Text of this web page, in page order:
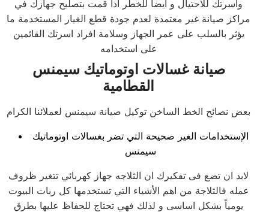
واسرتك للاحتيال و ايضا للخطر اذا قمت بتصليح جهازك في
مراكز صيانة غير معتمدة لعدم جودة قطع الغيار المستخدمة ما
يؤثر بالسلب على عمر الجهاز وسلامة افراد اسرتك القائمين
على استخدامه
صيانة غسالات اوتوماتيك سيمنس
القطامية
بعض نصائح الخط الساخن توكيل صيانة سيمنس لعملائنا الكرام
الإستخدامات الغير صحيحة التي تضر بغسالات اوتوماتيك
سيمنس
لابد ان تضع فى تفكيرك ان الثلاجه جهاز كهربائي تتغير ظروف
عمله فالثلاجة من اهم الأشياء التي تستخدمها كل ربات البيوت
يومياً بشكل اساسى و لذلك فهي تحتاج للحفاظ عليها بطرق